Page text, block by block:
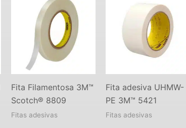
Fita Filamentosa 3M™
Scotch® 8809
Fitas adesivas
Fita adesiva UHMW-
PE 3M™ 5421
Fitas adesivas